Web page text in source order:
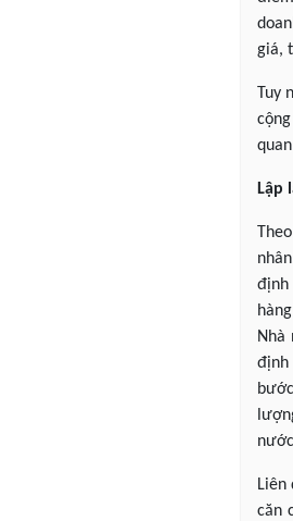
giá,
Tuy
Lập
định
định
căn